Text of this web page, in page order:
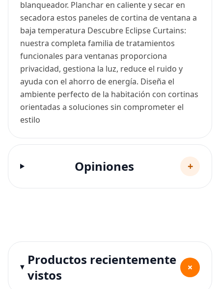
blanqueador. Planchar en caliente y secar en
secadora estos paneles de cortina de ventana a
baja temperatura Descubre Eclipse Curtains:
nuestra completa familia de tratamientos
funcionales para ventanas proporciona
privacidad, gestiona la luz, reduce el ruido y
ayuda con el ahorro de energía. Diseña el
ambiente perfecto de la habitación con cortinas
orientadas a soluciones sin comprometer el
estilo
Opiniones +
Productos recientemente
vistos
+